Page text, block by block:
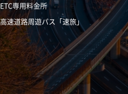
ETC専用料金所
高速道路周遊パス「速旅」